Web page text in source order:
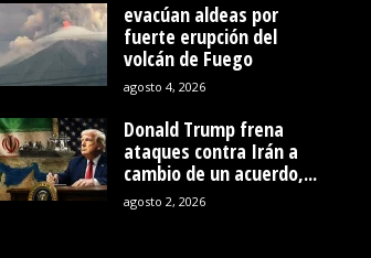
evacúan aldeas por
fuerte erupción del
volcán de Fuego
agosto 4, 2026
Donald Trump frena
ataques contra Irán a
cambio de un acuerdo,...
agosto 2, 2026